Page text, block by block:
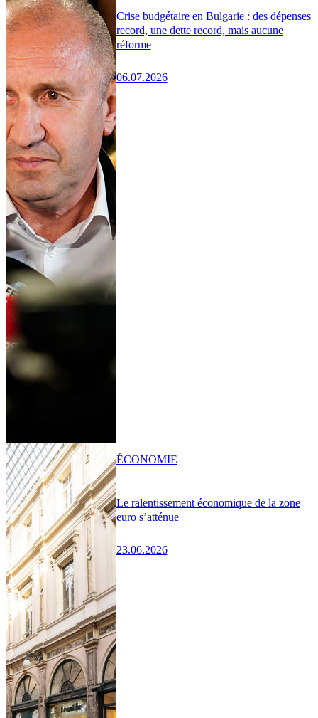
Crise budgétaire en Bulgarie : des dépenses
record, une dette record, mais aucune
réforme
06.07.2026
Le ralentissement économique de la zone
euro s’atténue
23.06.2026
ÉCONOMIE